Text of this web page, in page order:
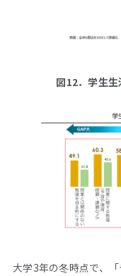
図12．学生
大学3年の冬時点で、